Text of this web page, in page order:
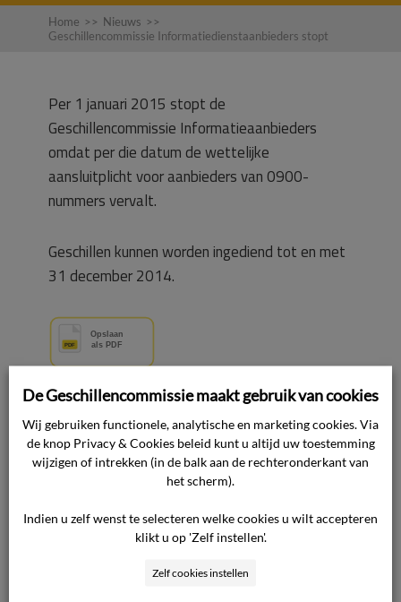
Home >> Nieuws >>
Geschillencommissie Informatiedienstaanbieders stopt
Per 1 januari 2015 stopt de
Geschillencommissie Informatieaanbieders
omdat per die datum de wettelijke
aansluitplicht voor aanbieders van 0900-
nummers vervalt.
Geschillen kunnen worden ingediend tot en met
31 december 2014.
 23 december 2014
 Nieuws
Ook interessant voor u
De Geschillencommissie maakt gebruik van cookies
Wij gebruiken functionele, analytische en marketing cookies. Via
de knop Privacy & Cookies beleid kunt u altijd uw toestemming
wijzigen of intrekken (in de balk aan de rechteronderkant van
het scherm).
Indien u zelf wenst te selecteren welke cookies u wilt accepteren
klikt u op 'Zelf instellen'.
Zelf cookies instellen